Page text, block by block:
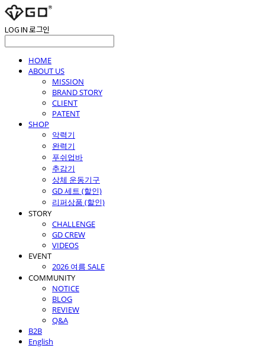
LOG IN로그인
HOME
ABOUT US
MISSION
BRAND STORY
CLIENT
PATENT
SHOP
악력기
완력기
푸쉬업바
추감기
상체 운동기구
GD 세트 (할인)
리퍼상품 (할인)
STORY
CHALLENGE
GD CREW
VIDEOS
EVENT
2026 여름 SALE
COMMUNITY
NOTICE
BLOG
REVIEW
Q&A
B2B
English